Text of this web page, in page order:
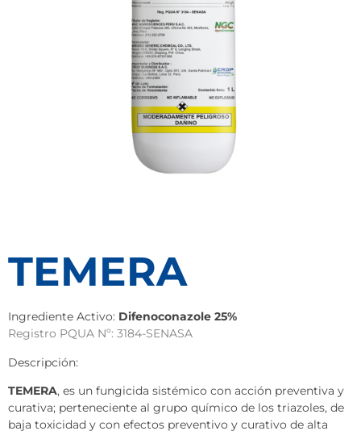
TEMERA
Ingrediente Activo: Difenoconazole 25%
Registro PQUA Nº: 3184-SENASA
Descripción:
TEMERA, es un fungicida sistémico con acción preventiva y
curativa; perteneciente al grupo químico de los triazoles, de
baja toxicidad y con efectos preventivo y curativo de alta